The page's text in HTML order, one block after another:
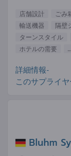
店舗設計 ごみ
輸送機器
隔壁
ターンスタイル
ホテルの需要
...
詳細情報-
このサプライ
Bluhm